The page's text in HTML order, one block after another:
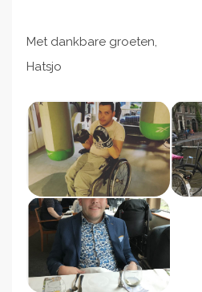
Met dankbare groeten,
Hatsjo